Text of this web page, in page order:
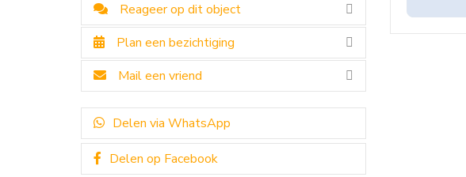
Reageer op dit object
Plan een bezichtiging
Mail een vriend
Delen via WhatsApp
Delen op Facebook